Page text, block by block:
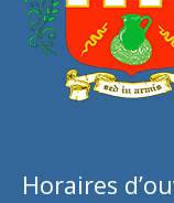
Horaires